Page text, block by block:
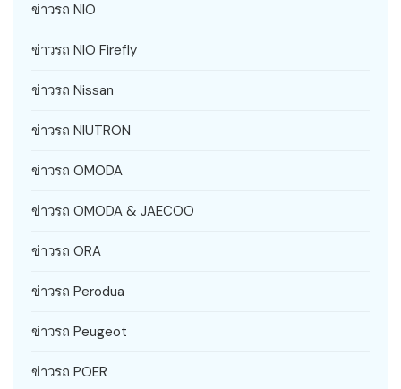
ข่าวรถ NIO
ข่าวรถ NIO Firefly
ข่าวรถ Nissan
ข่าวรถ NIUTRON
ข่าวรถ OMODA
ข่าวรถ OMODA & JAECOO
ข่าวรถ ORA
ข่าวรถ Perodua
ข่าวรถ Peugeot
ข่าวรถ POER